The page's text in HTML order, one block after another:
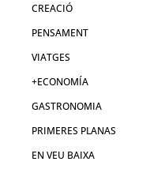
CREACIÓ
PENSAMENT
VIATGES
+ECONOMÍA
GASTRONOMIA
PRIMERES PLANAS
EN VEU BAIXA